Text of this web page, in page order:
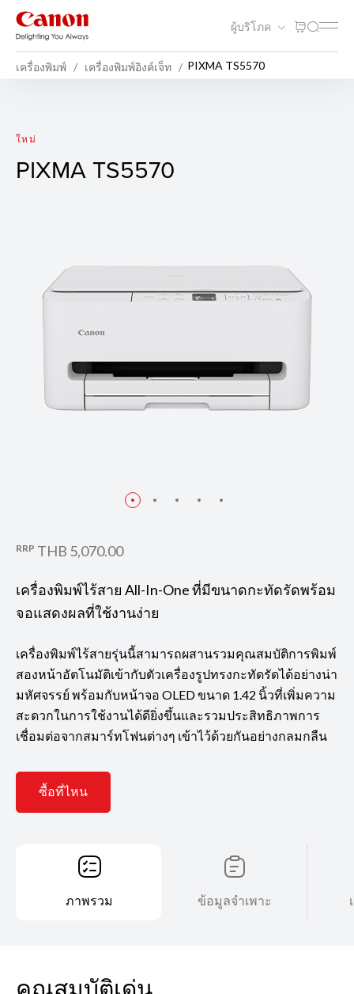
ผู้บริโภค
เครื่องพิมพ์ เครื่องพิมพ์อิงค์เจ็ท PIXMA TS5570
PIXMA TS5570
ใหม่
PIXMA TS5570
RRP THB 5,070.00
เครื่องพิมพ์ไร้สาย All-In-One ที่มีขนาดกะทัดรัดพร้อม
จอแสดงผลที่ใช้งานง่าย
เครื่องพิมพ์ไร้สายรุ่นนี้สามารถผสานรวมคุณสมบัติการพิมพ์
สองหน้าอัตโนมัติเข้ากับตัวเครื่องรูปทรงกะทัดรัดได้อย่างน่า
มหัศจรรย์ พร้อมกับหน้าจอ OLED ขนาด 1.42 นิ้วที่เพิ่มความ
สะดวกในการใช้งานได้ดียิ่งขึ้นและรวมประสิทธิภาพการ
เชื่อมต่อจากสมาร์ทโฟนต่างๆ เข้าไว้ด้วยกันอย่างกลมกลืน
ซื้อที่ไหน
ภาพรวม ข้อมูลจำเพาะ